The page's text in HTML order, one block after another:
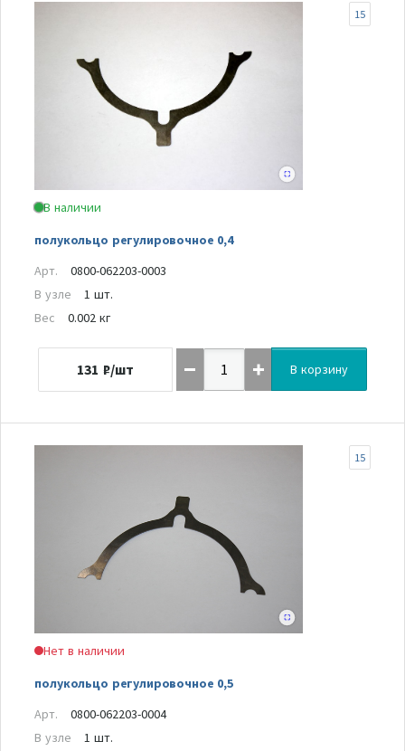
В наличии
полукольцо регулировочное 0,4
15
Арт.
0800-062203-0003
В узле
1 шт.
Вес
0.002 кг
131 ₽/шт В корзину
Нет в наличии
полукольцо регулировочное 0,5
15
Арт.
0800-062203-0004
В узле
1 шт.